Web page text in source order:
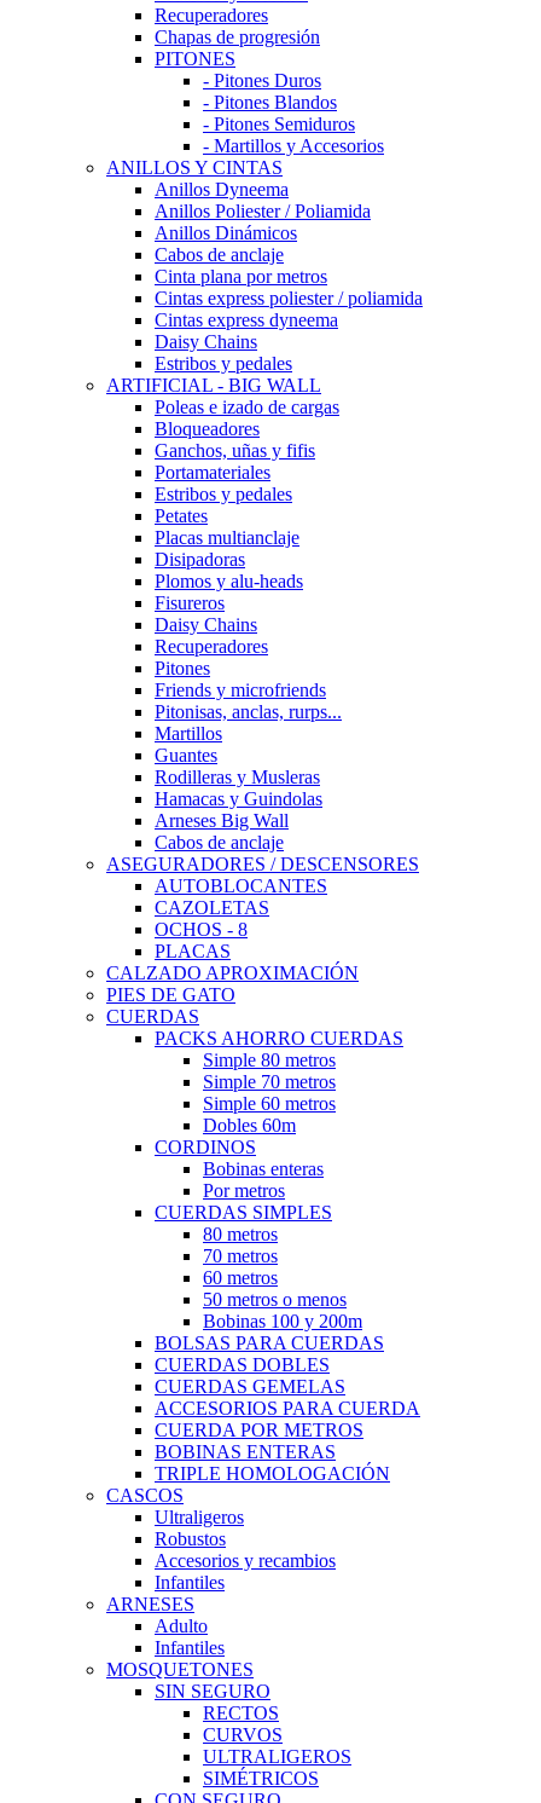
Recuperadores
Chapas de progresión
PITONES
- Pitones Duros
- Pitones Blandos
- Pitones Semiduros
- Martillos y Accesorios
ANILLOS Y CINTAS
Anillos Dyneema
Anillos Poliester / Poliamida
Anillos Dinámicos
Cabos de anclaje
Cinta plana por metros
Cintas express poliester / poliamida
Cintas express dyneema
Daisy Chains
Estribos y pedales
ARTIFICIAL - BIG WALL
Poleas e izado de cargas
Bloqueadores
Ganchos, uñas y fifis
Portamateriales
Estribos y pedales
Petates
Placas multianclaje
Disipadoras
Plomos y alu-heads
Fisureros
Daisy Chains
Recuperadores
Pitones
Friends y microfriends
Pitonisas, anclas, rurps...
Martillos
Guantes
Rodilleras y Musleras
Hamacas y Guindolas
Arneses Big Wall
Cabos de anclaje
ASEGURADORES / DESCENSORES
AUTOBLOCANTES
CAZOLETAS
OCHOS - 8
PLACAS
CALZADO APROXIMACIÓN
PIES DE GATO
CUERDAS
PACKS AHORRO CUERDAS
Simple 80 metros
Simple 70 metros
Simple 60 metros
Dobles 60m
CORDINOS
Bobinas enteras
Por metros
CUERDAS SIMPLES
80 metros
70 metros
60 metros
50 metros o menos
Bobinas 100 y 200m
BOLSAS PARA CUERDAS
CUERDAS DOBLES
CUERDAS GEMELAS
ACCESORIOS PARA CUERDA
CUERDA POR METROS
BOBINAS ENTERAS
TRIPLE HOMOLOGACIÓN
CASCOS
Ultraligeros
Robustos
Accesorios y recambios
Infantiles
ARNESES
Adulto
Infantiles
MOSQUETONES
SIN SEGURO
RECTOS
CURVOS
ULTRALIGEROS
SIMÉTRICOS